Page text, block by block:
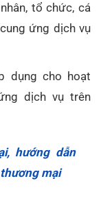
tổ chức, cá
ứng dịch vụ
dụng cho hoạt
dịch vụ trên
hướng dẫn
mại